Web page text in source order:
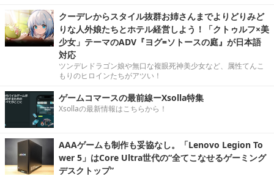
クーデレからスタイル抜群お姉さんまでよりどりみど
りな人外娘たちとホテル経営しよう！「クトゥルフ×美
少女」テーマのADV『ヨグ=ソトースの庭』が日本語
対応
ツンデレドラゴン娘や無口な複眼死神美少女など、属性てんこ
もりのヒロインたちがアツい！
ゲームコマースの最前線ーXsolla特集
Xsollaの最新情報はこちらから！
AAAゲームも制作も妥協なし。「Lenovo Legion To
wer 5」はCore Ultra世代の“全てこなせるゲーミング
デスクトップ”